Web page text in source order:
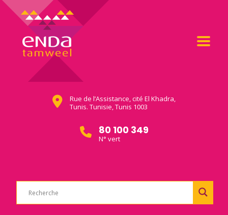
Rue de l’Assistance, cité El Khadra,
Tunis. Tunisie, Tunis 1003
80 100 349
N° vert